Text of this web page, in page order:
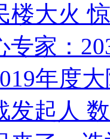
楼大火
专家：
年度
发起人